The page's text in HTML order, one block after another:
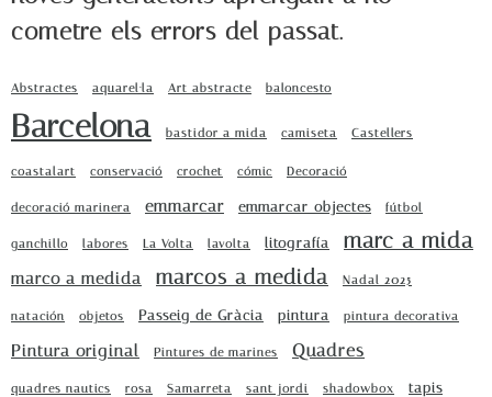
cometre els errors del passat.
Abstractes aquarel·la Art abstracte baloncesto
Barcelona bastidor a mida camiseta Castellers
coastalart conservació crochet cómic Decoració
decoració marinera emmarcar emmarcar objectes fútbol
ganchillo labores La Volta lavolta litografía marc a mida
marco a medida marcos a medida Nadal 2025
natación objetos Passeig de Gràcia pintura pintura decorativa
Pintura original Pintures de marines Quadres
quadres nautics rosa Samarreta sant jordi shadowbox tapis